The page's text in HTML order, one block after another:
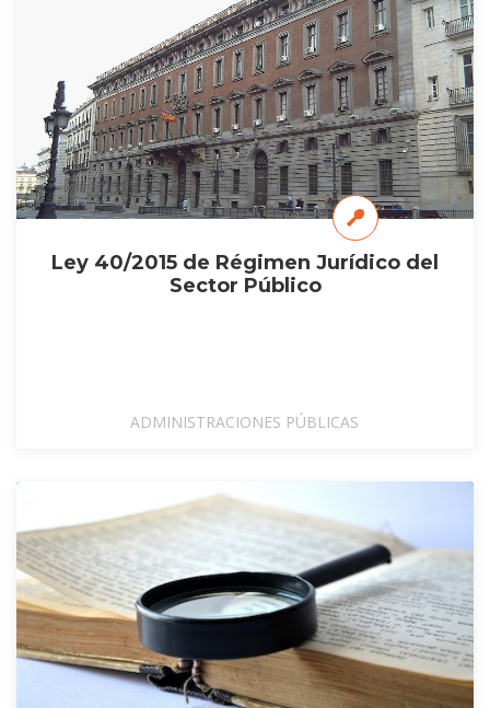
Ley 40/2015 de Régimen Jurídico del
Sector Público
ADMINISTRACIONES PÚBLICAS